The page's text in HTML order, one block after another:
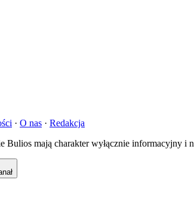
· O nas · Redakcja
Bulios mają charakter wyłącznie informacyjny i